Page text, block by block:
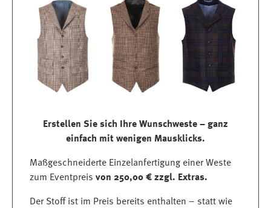
Erstellen Sie sich Ihre Wunschweste – ganz
einfach mit wenigen Mausklicks.
Maßgeschneiderte Einzelanfertigung einer Weste
zum Eventpreis von 250,00 € zzgl. Extras.
Der Stoff ist im Preis bereits enthalten – statt wie